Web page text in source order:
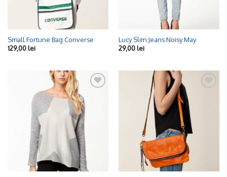
Small Fortune Bag Converse
129,00lei
Lucy Slim Jeans Noisy May
29,00lei
Wishlist